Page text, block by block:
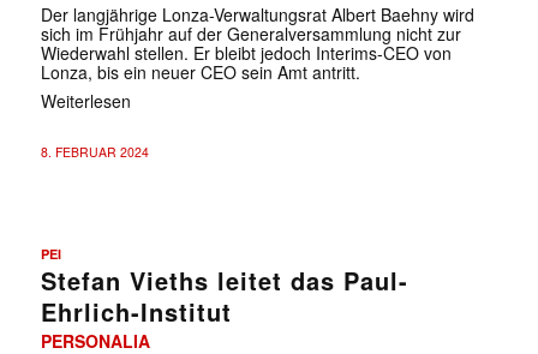
Der langjährige Lonza-Verwaltungsrat Albert Baehny wird
sich im Frühjahr auf der Generalversammlung nicht zur
Wiederwahl stellen. Er bleibt jedoch Interims-CEO von
Lonza, bis ein neuer CEO sein Amt antritt.
Weiterlesen
8. FEBRUAR 2024
PEI
Stefan Vieths leitet das Paul-
Ehrlich-Institut
PERSONALIA